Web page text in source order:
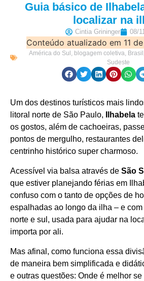
Guia básico de
localizar na
Cintia Grininger 08/
Conteúdo atualizado em 11
América do Sul , blogagem coletiva, Brasil
Sudeste
Um dos destinos turísticos mais
litoral norte de São Paulo,
Ilhabela
os gostos, além de cachoeiras,
pontos de mergulho, restaurantes
centrinho histórico super charmoso.
Acessível via balsa através de São
que estiver planejando férias em
confuso com o tanto de opções de
espalhadas ao longo da ilha – e
norte e sul, usada para ajudar na
importa por ali.
Mas afinal, como funciona essa
de maneira bem simplificada e
e outras questões: Onde é melhor